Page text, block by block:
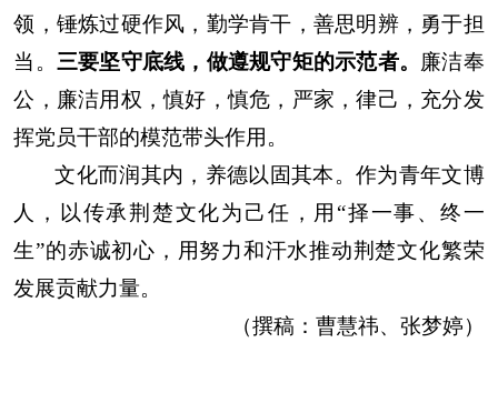
领，锤炼过硬作风，勤学肯干，善思明辨，勇于担
当。 三要坚守底线，做遵规守矩的示范者。 廉洁奉
公，廉洁用权，慎好，慎危，严家，律己，充分发
挥党员干部的模范带头作用。
文化而润其内，养德以固其本。作为青年文博
人，以传承荆楚文化为己任，用“择一事、终一
生”的赤诚初心，用努力和汗水推动荆楚文化繁荣
发展贡献力量。
（撰稿：曹慧祎、张梦婷）